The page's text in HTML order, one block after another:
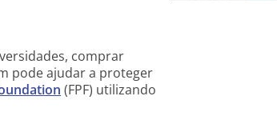
comprar
pode ajudar a proteger
(FPF) utilizando